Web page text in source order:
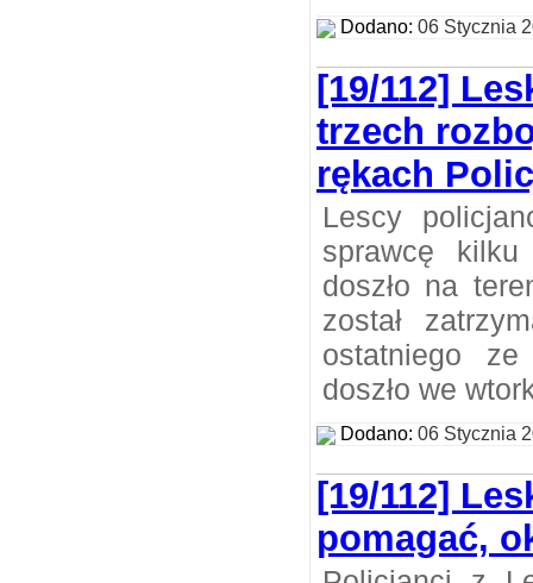
Dodano: 06 Stycznia
[19/112]
trzech
rękach
Lescy
sprawcę
doszło na
został
ostatniego
doszło we
Dodano: 06 Stycznia
[19/112]
pomagać,